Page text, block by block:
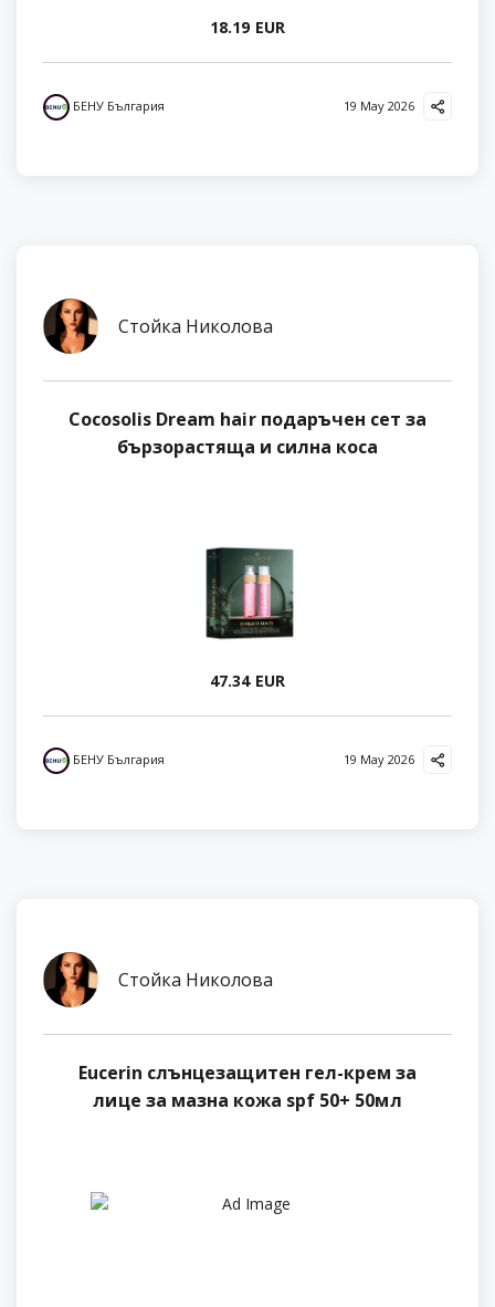
18.19 EUR
БЕНУ България 19 May 2026
Стойка Николова
Cocosolis Dream hair подаръчен сет за
бързорастяща и силна коса
47.34 EUR
БЕНУ България 19 May 2026
Стойка Николова
Eucerin слънцезащитен гел-крем за
лице за мазна кожа spf 50+ 50мл